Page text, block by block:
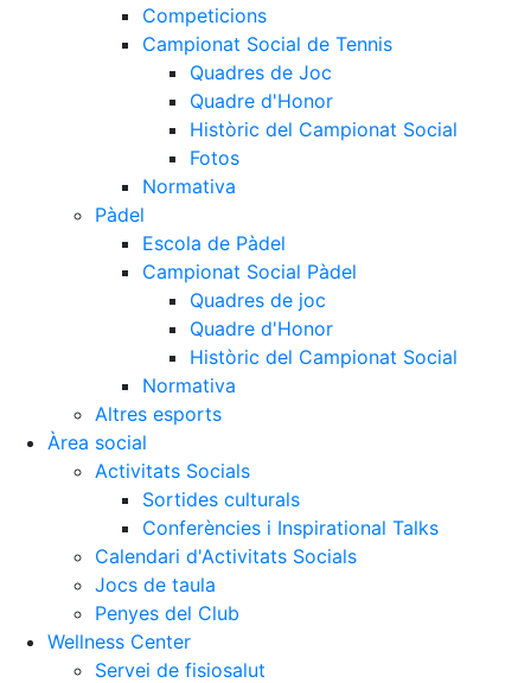
Competicions
Campionat Social de Tennis
Quadres de Joc
Quadre d'Honor
Històric del Campionat Social
Fotos
Normativa
Pàdel
Escola de Pàdel
Campionat Social Pàdel
Quadres de joc
Quadre d'Honor
Històric del Campionat Social
Normativa
Altres esports
Àrea social
Activitats Socials
Sortides culturals
Conferències i Inspirational Talks
Calendari d'Activitats Socials
Jocs de taula
Penyes del Club
Wellness Center
Servei de fisiosalut